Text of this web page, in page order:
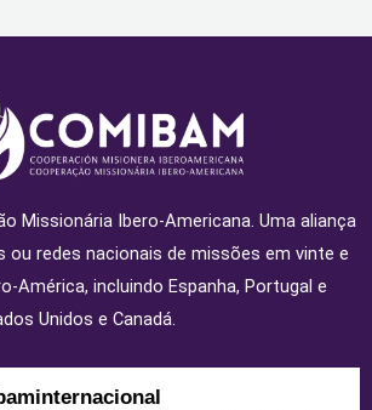
Missionária Ibero-Americana. Uma aliança
ou redes nacionais de missões em vinte e
América, incluindo Espanha, Portugal e
Unidos e Canadá.